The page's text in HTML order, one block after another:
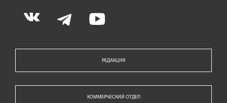
РЕДАКЦИЯ
КОММЕРЧЕСКИЙ ОТДЕЛ